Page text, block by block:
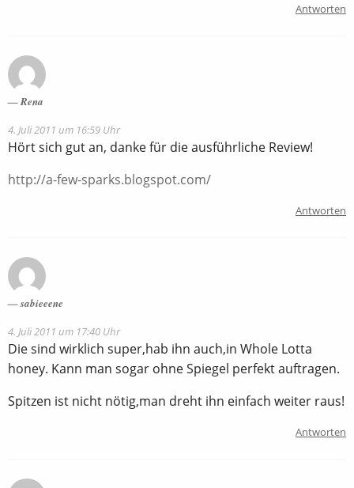
Antworten
Rena
4. Juli 2011 um 16:59 Uhr
Hört sich gut an, danke für die ausführliche Review!
http://a-few-sparks.blogspot.com/
Antworten
sabieeene
4. Juli 2011 um 17:40 Uhr
Die sind wirklich super,hab ihn auch,in Whole Lotta
honey. Kann man sogar ohne Spiegel perfekt auftragen.
Spitzen ist nicht nötig,man dreht ihn einfach weiter raus!
Antworten